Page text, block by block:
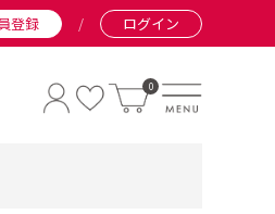
登録 / ログイン
0